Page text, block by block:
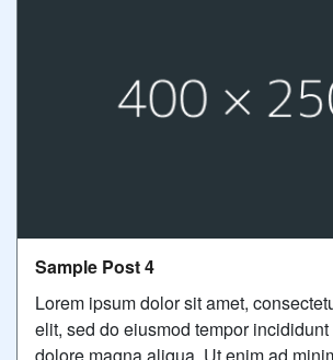
Sample Post 4
Lorem ipsum dolor sit amet,
elit, sed do eiusmod tempor